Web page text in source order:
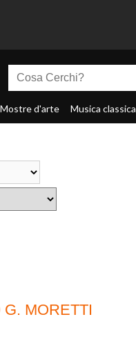
Mostre d'arte Musica classica
MORETTI